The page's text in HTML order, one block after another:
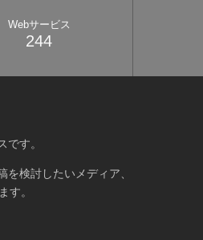
Webサービス
244
す。
検討したいメディア、
す。